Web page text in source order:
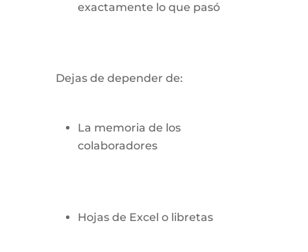
exactamente lo que pasó
Dejas de depender de:
La memoria de los
colaboradores
Hojas de Excel o libretas